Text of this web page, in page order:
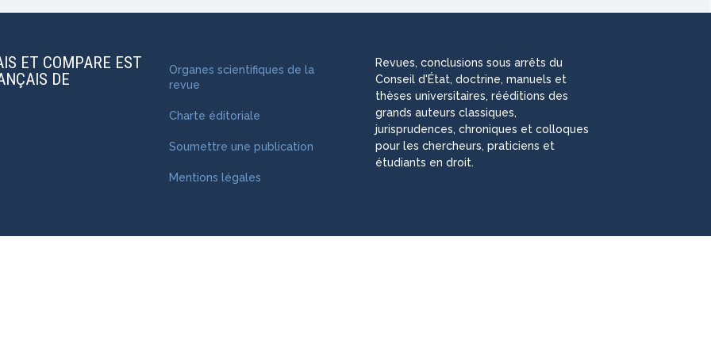
ET COMPARE EST
DE
Organes scientifiques de la
revue
Charte éditoriale
Soumettre une publication
Mentions légales
Revues, conclusions sous arrêts du
Conseil d'État, doctrine, manuels et
thèses universitaires, rééditions des
grands auteurs classiques,
jurisprudences, chroniques et colloques
pour les chercheurs, praticiens et
étudiants en droit.